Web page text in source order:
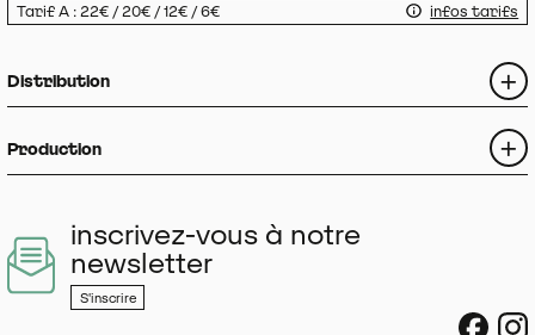
Tarif A : 22€ / 20€ / 12€ / 6€ infos tarifs
Distribution
Production
inscrivez-vous à notre
newsletter
S'inscrire